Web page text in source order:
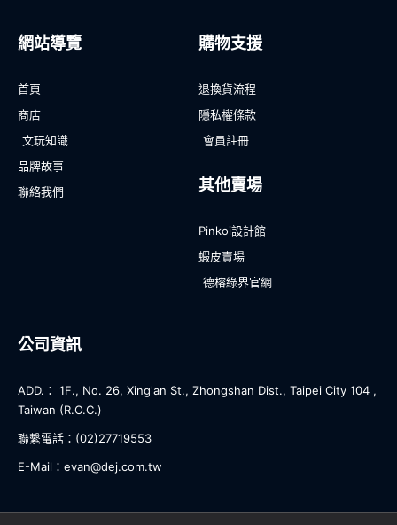
網站導覽
首頁
商店
文玩知識
品牌故事
聯絡我們
購物支援
退換貨流程
隱私權條款
會員註冊
其他賣場
Pinkoi設計館
蝦皮賣場
德榕綠界官網
公司資訊
ADD.： 1F., No. 26, Xing'an St., Zhongshan Dist., Taipei City 104 ,
Taiwan (R.O.C.)
聯繫電話：(02)27719553
E-Mail：evan@dej.com.tw